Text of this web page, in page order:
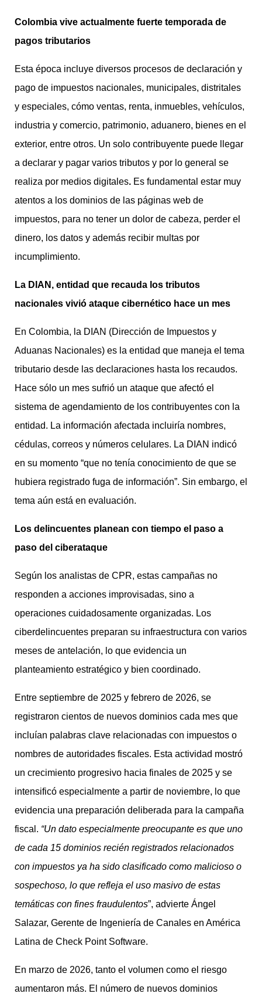
Colombia vive actualmente fuerte temporada de
pagos tributarios
Esta época incluye diversos procesos de declaración y
pago de impuestos nacionales, municipales, distritales
y especiales, cómo ventas, renta, inmuebles, vehículos,
industria y comercio, patrimonio, aduanero, bienes en el
exterior, entre otros. Un solo contribuyente puede llegar
a declarar y pagar varios tributos y por lo general se
realiza por medios digitales. Es fundamental estar muy
atentos a los dominios de las páginas web de
impuestos, para no tener un dolor de cabeza, perder el
dinero, los datos y además recibir multas por
incumplimiento.
La DIAN, entidad que recauda los tributos
nacionales vivió ataque cibernético hace un mes
En Colombia, la DIAN (Dirección de Impuestos y
Aduanas Nacionales) es la entidad que maneja el tema
tributario desde las declaraciones hasta los recaudos.
Hace sólo un mes sufrió un ataque que afectó el
sistema de agendamiento de los contribuyentes con la
entidad. La información afectada incluiría nombres,
cédulas, correos y números celulares. La DIAN indicó
en su momento “que no tenía conocimiento de que se
hubiera registrado fuga de información”. Sin embargo, el
tema aún está en evaluación.
Los delincuentes planean con tiempo el paso a
paso del ciberataque
Según los analistas de CPR, estas campañas no
responden a acciones improvisadas, sino a
operaciones cuidadosamente organizadas. Los
ciberdelincuentes preparan su infraestructura con varios
meses de antelación, lo que evidencia un
planteamiento estratégico y bien coordinado.
Entre septiembre de 2025 y febrero de 2026, se
registraron cientos de nuevos dominios cada mes que
incluían palabras clave relacionadas con impuestos o
nombres de autoridades fiscales. Esta actividad mostró
un crecimiento progresivo hacia finales de 2025 y se
intensificó especialmente a partir de noviembre, lo que
evidencia una preparación deliberada para la campaña
fiscal. “Un dato especialmente preocupante es que uno
de cada 15 dominios recién registrados relacionados
con impuestos ya ha sido clasificado como malicioso o
sospechoso, lo que refleja el uso masivo de estas
temáticas con fines fraudulentos”, advierte Ángel
Salazar, Gerente de Ingeniería de Canales en América
Latina de Check Point Software.
En marzo de 2026, tanto el volumen como el riesgo
aumentaron más. El número de nuevos dominios